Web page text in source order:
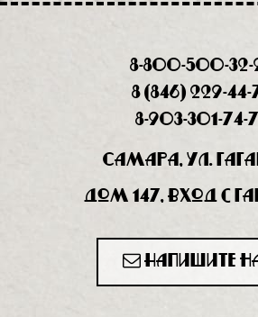
8-800-500-32-
8 (846) 229-44-
8-903-301-74-
Самара, ул.
дом 147, вход с
Напишите